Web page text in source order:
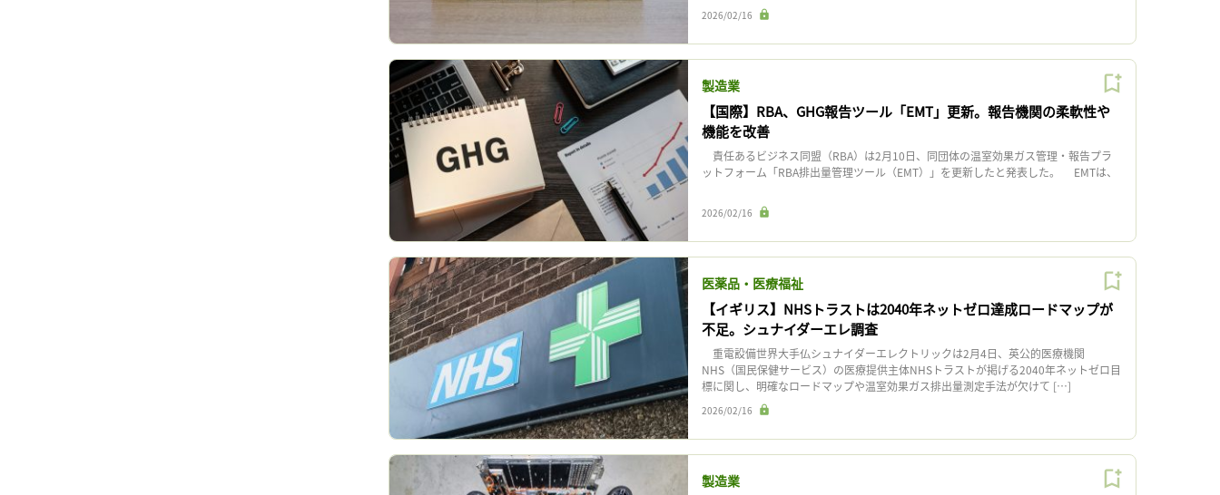
2026/02/16
製造業
【国際】RBA、GHG報告ツール「EMT」更新。報告機関の柔軟性や
機能を改善
責任あるビジネス同盟（RBA）は2月10日、同団体の温室効果ガス管理・報告プラ
ットフォーム「RBA排出量管理ツール（EMT）」を更新したと発表した。 EMTは、
2026/02/16
医薬品・医療福祉
【イギリス】NHSトラストは2040年ネットゼロ達成ロードマップが
不足。シュナイダーエレ調査
重電設備世界大手仏シュナイダーエレクトリックは2月4日、英公的医療機関
NHS（国民保健サービス）の医療提供主体NHSトラストが掲げる2040年ネットゼロ目
標に関し、明確なロードマップや温室効果ガス排出量測定手法が欠けて […]
2026/02/16
製造業